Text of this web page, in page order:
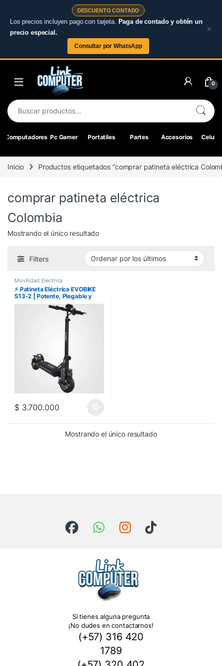
DESCUENTO CONTADO
Los precios incluyen pago con tarjeta. Paga de contado y obtén un
precio especial.
Consultar por WhatsApp
×
Skip to navigation
0
Buscar por:
Computadores Pc Gamer Portatiles Partes Accesorios
Inicio Productos etiquetados “comprar patineta eléctrica
comprar patineta eléctrica
Colombia
Mostrando el único resultado
Filters
Movilidad Electrica
⚡ Patineta Eléctrica EVOBIKE
S13-2 | Potente, Plegable y
Urbana | Link Computer Pereira
$3.700.000
Mostrando el único resultado
Sí tienes alguna pregunta
¡No dudes en contactarnos!
(+57) 316 420
1789